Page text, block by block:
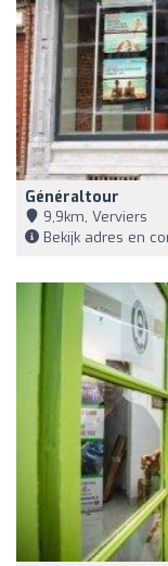
Généraltour
9,9km, Verviers
Bekijk adres en